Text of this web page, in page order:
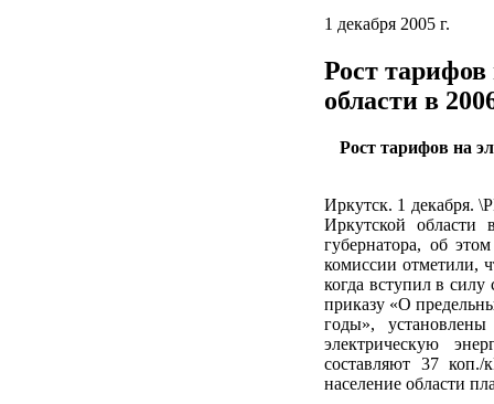
1 декабря 2005 г.
Рост
области в
Рост тарифов на
Иркутск. 1 декабря.
Иркутской области
губернатора, об
комиссии отметили,
когда вступил в
приказу «О
годы»,
электрическую
составляют 37 коп./
население области